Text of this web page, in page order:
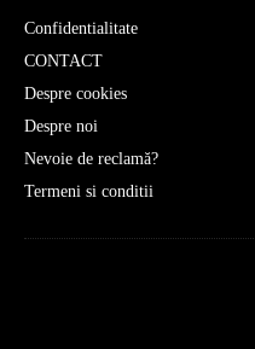
Confidentialitate
CONTACT
Despre cookies
Despre noi
Nevoie de reclamă?
Termeni si conditii